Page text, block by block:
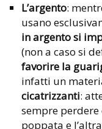
L’argento:
usano
in argento si
(non a caso si
favorire la
infatti un
cicatrizzanti:
sempre
poppata e